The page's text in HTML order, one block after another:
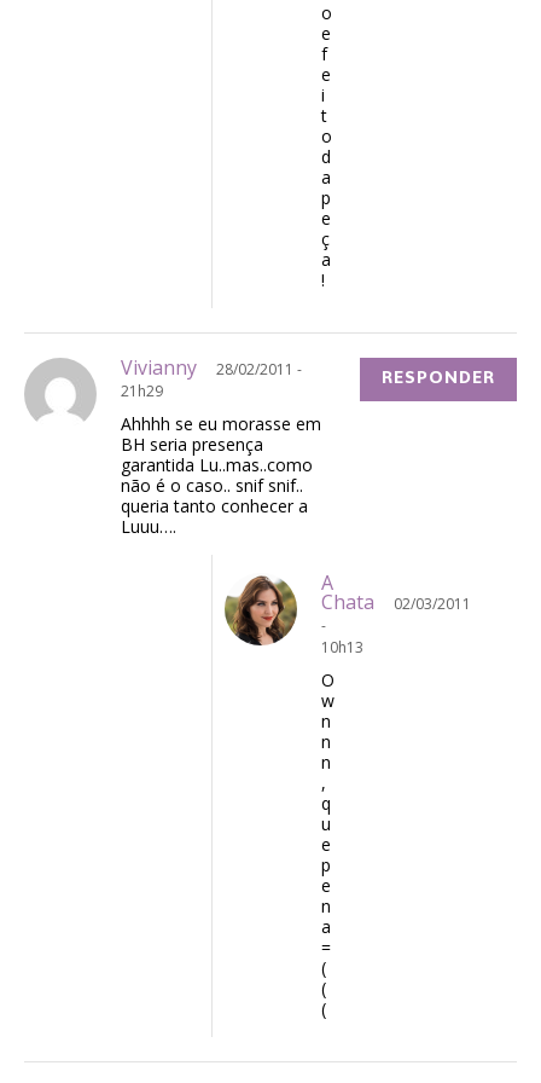
o
e
f
e
i
t
o
d
a
p
e
ç
a
!
Vivianny
28/02/2011 -
21h29
Ahhhh se eu morasse em
BH seria presença
garantida Lu..mas..como
não é o caso.. snif snif..
queria tanto conhecer a
Luuu….
RESPONDER
A
Chata
02/03/2011
-
10h13
O
w
n
n
n
,
q
u
e
p
e
n
a
=
(
(
(